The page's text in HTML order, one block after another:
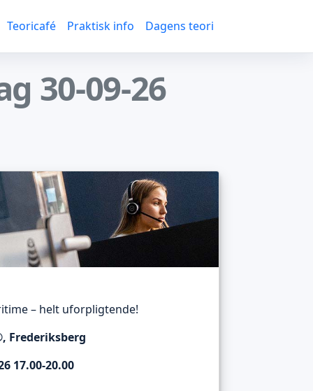
Teoricafé Praktisk info Dagens teori
30-09-26
– helt uforpligtende!
Frederiksberg
17.00-20.00